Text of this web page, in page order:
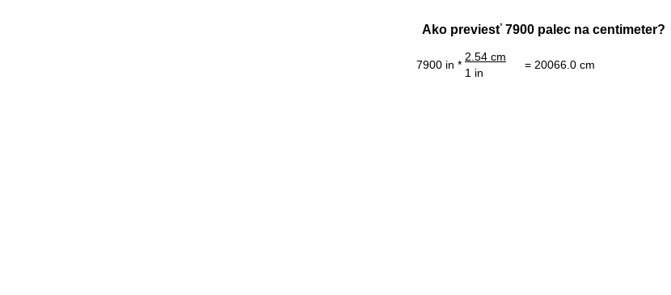
Ako previesť 7900 palec na centimeter?
7900 in *
2.54 cm
= 20066.0 cm
1 in